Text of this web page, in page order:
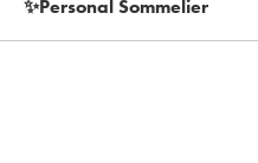
✨Personal Sommelier